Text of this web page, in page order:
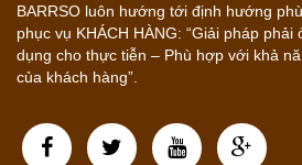
BARRSO luôn hướng tới định hướng
phục vụ KHÁCH HÀNG: “Giải pháp
dụng cho thực tiễn – Phù hợp với khả
của khách hàng”.